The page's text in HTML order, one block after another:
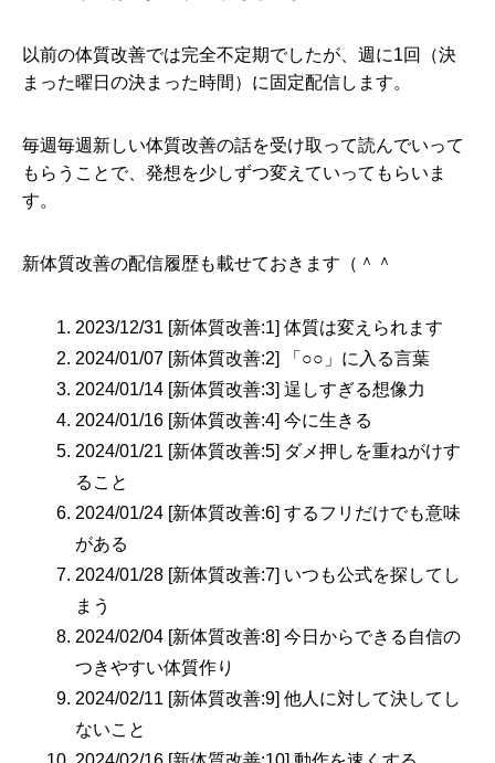
以前の体質改善では完全不定期でしたが、週に1回（決
まった曜日の決まった時間）に固定配信します。
毎週毎週新しい体質改善の話を受け取って読んでいって
もらうことで、発想を少しずつ変えていってもらいま
す。
新体質改善の配信履歴も載せておきます（＾＾
2023/12/31 [新体質改善:1] 体質は変えられます
2024/01/07 [新体質改善:2] 「○○」に入る言葉
2024/01/14 [新体質改善:3] 逞しすぎる想像力
2024/01/16 [新体質改善:4] 今に生きる
2024/01/21 [新体質改善:5] ダメ押しを重ねがけす
ること
2024/01/24 [新体質改善:6] するフリだけでも意味
がある
2024/01/28 [新体質改善:7] いつも公式を探してし
まう
2024/02/04 [新体質改善:8] 今日からできる自信の
つきやすい体質作り
2024/02/11 [新体質改善:9] 他人に対して決してし
ないこと